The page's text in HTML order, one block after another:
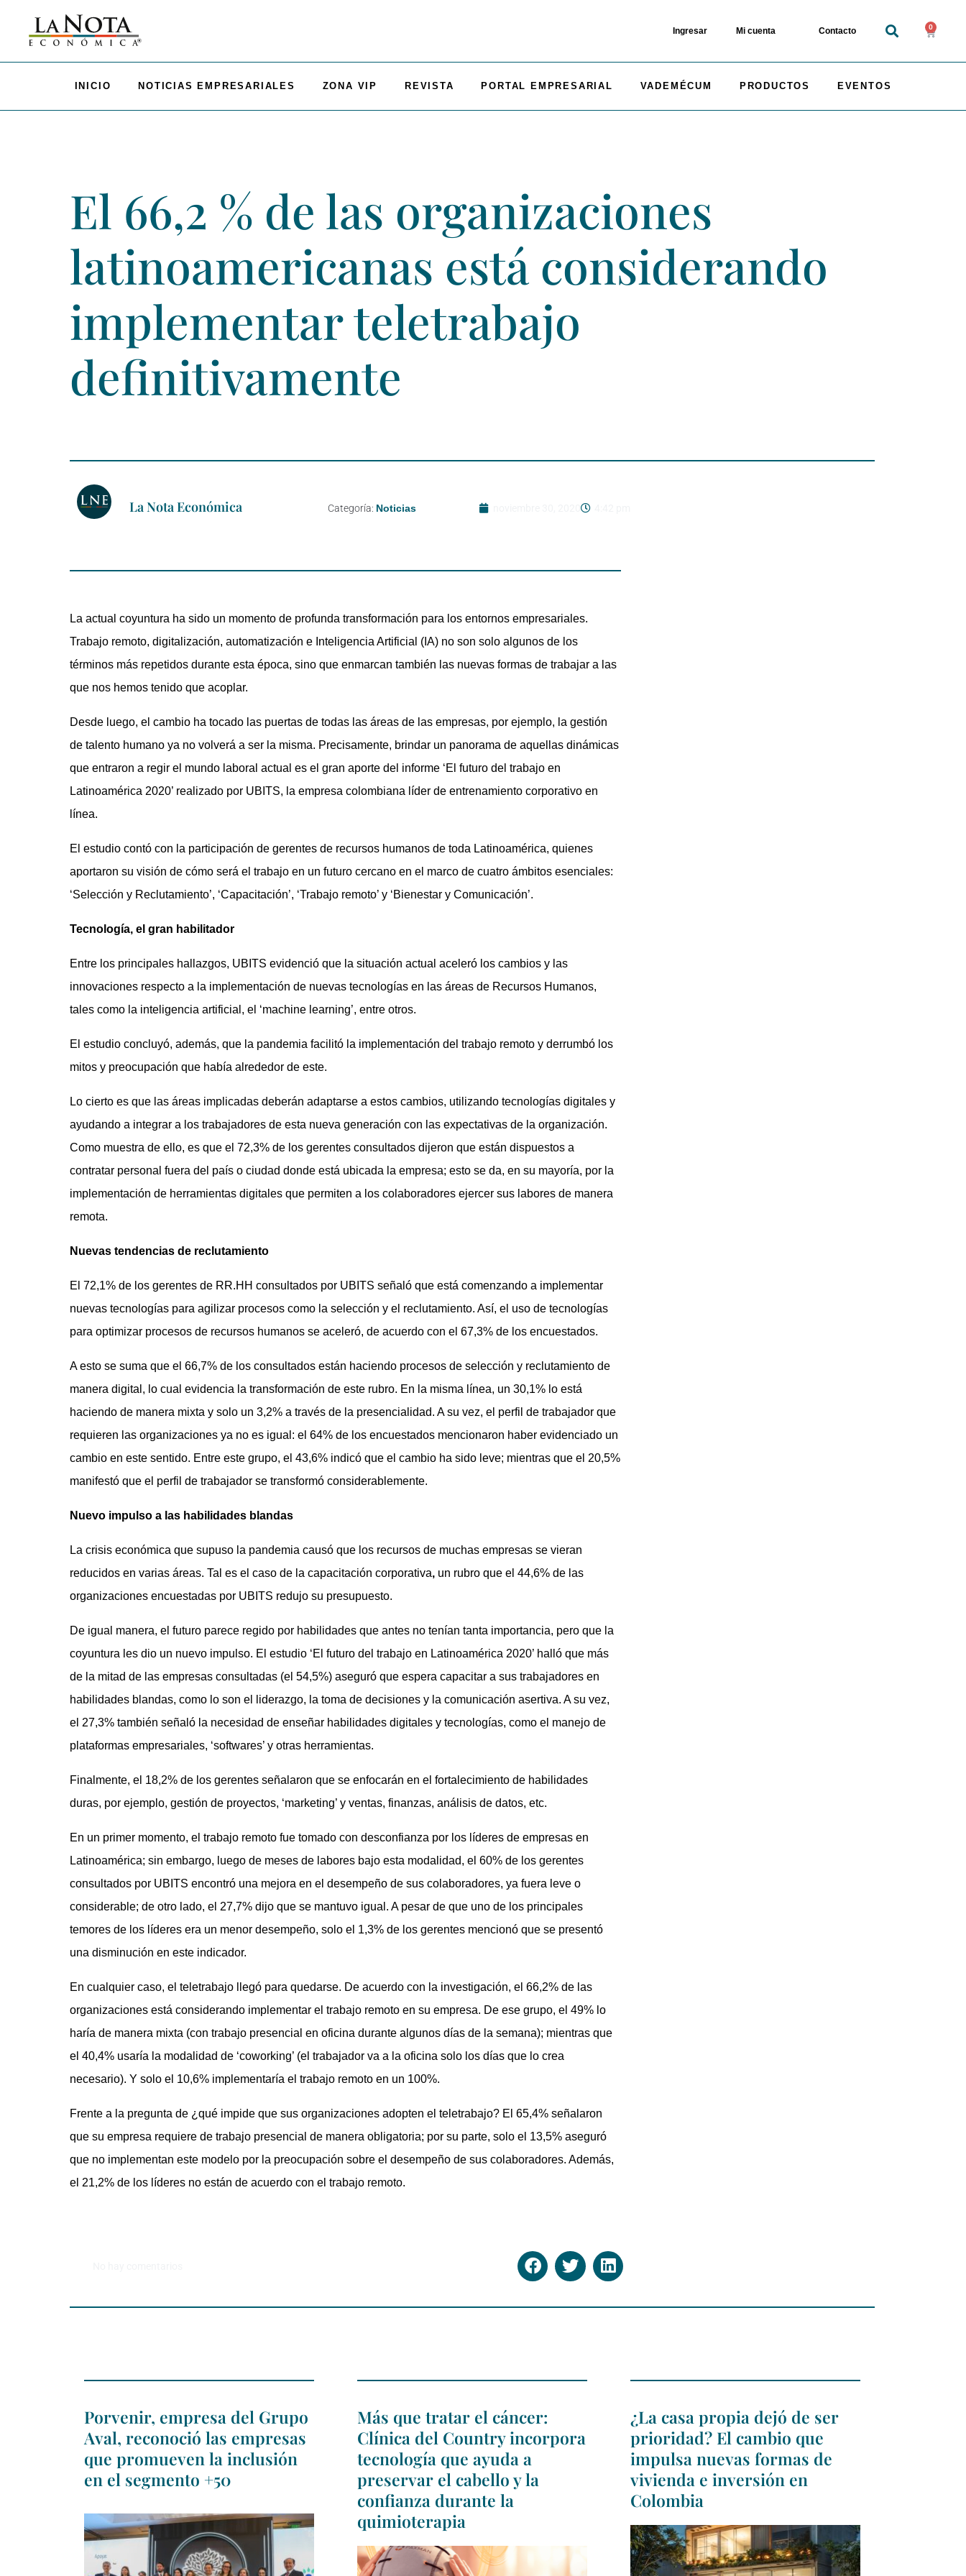
Ingresar Mi cuenta Contacto 0
INICIO NOTICIAS EMPRESARIALES ZONA VIP REVISTA PORTAL EMPRESARIAL VADEMÉCUM PRODUCTOS EVENTOS
El 66,2 % de las organizaciones
latinoamericanas está considerando
implementar teletrabajo
definitivamente
La Nota Económica Categoría: Noticias
La actual coyuntura ha sido un momento de profunda transformación para los entornos empresariales.
Trabajo remoto, digitalización, automatización e Inteligencia Artificial (IA) no son solo algunos de los
términos más repetidos durante esta época, sino que enmarcan también las nuevas formas de trabajar a las
que nos hemos tenido que acoplar.
Desde luego, el cambio ha tocado las puertas de todas las áreas de las empresas, por ejemplo, la gestión
de talento humano ya no volverá a ser la misma. Precisamente, brindar un panorama de aquellas dinámicas
que entraron a regir el mundo laboral actual es el gran aporte del informe ‘El futuro del trabajo en
Latinoamérica 2020’ realizado por UBITS, la empresa colombiana líder de entrenamiento corporativo en
línea.
El estudio contó con la participación de gerentes de recursos humanos de toda Latinoamérica, quienes
aportaron su visión de cómo será el trabajo en un futuro cercano en el marco de cuatro ámbitos esenciales:
‘Selección y Reclutamiento’, ‘Capacitación’, ‘Trabajo remoto’ y ‘Bienestar y Comunicación’.
Tecnología, el gran habilitador
Entre los principales hallazgos, UBITS evidenció que la situación actual aceleró los cambios y las
innovaciones respecto a la implementación de nuevas tecnologías en las áreas de Recursos Humanos,
tales como la inteligencia artificial, el ‘machine learning’, entre otros.
El estudio concluyó, además, que la pandemia facilitó la implementación del trabajo remoto y derrumbó los
mitos y preocupación que había alrededor de este.
Lo cierto es que las áreas implicadas deberán adaptarse a estos cambios, utilizando tecnologías digitales y
ayudando a integrar a los trabajadores de esta nueva generación con las expectativas de la organización.
Como muestra de ello, es que el 72,3% de los gerentes consultados dijeron que están dispuestos a
contratar personal fuera del país o ciudad donde está ubicada la empresa; esto se da, en su mayoría, por la
implementación de herramientas digitales que permiten a los colaboradores ejercer sus labores de manera
remota.
Nuevas tendencias de reclutamiento
El 72,1% de los gerentes de RR.HH consultados por UBITS señaló que está comenzando a implementar
nuevas tecnologías para agilizar procesos como la selección y el reclutamiento. Así, el uso de tecnologías
para optimizar procesos de recursos humanos se aceleró, de acuerdo con el 67,3% de los encuestados.
A esto se suma que el 66,7% de los consultados están haciendo procesos de selección y reclutamiento de
manera digital, lo cual evidencia la transformación de este rubro. En la misma línea, un 30,1% lo está
haciendo de manera mixta y solo un 3,2% a través de la presencialidad. A su vez, el perfil de trabajador que
requieren las organizaciones ya no es igual: el 64% de los encuestados mencionaron haber evidenciado un
cambio en este sentido. Entre este grupo, el 43,6% indicó que el cambio ha sido leve; mientras que el 20,5%
manifestó que el perfil de trabajador se transformó considerablemente.
Nuevo impulso a las habilidades blandas
La crisis económica que supuso la pandemia causó que los recursos de muchas empresas se vieran
reducidos en varias áreas. Tal es el caso de la capacitación corporativa, un rubro que el 44,6% de las
organizaciones encuestadas por UBITS redujo su presupuesto.
De igual manera, el futuro parece regido por habilidades que antes no tenían tanta importancia, pero que la
coyuntura les dio un nuevo impulso. El estudio ‘El futuro del trabajo en Latinoamérica 2020’ halló que más
de la mitad de las empresas consultadas (el 54,5%) aseguró que espera capacitar a sus trabajadores en
habilidades blandas, como lo son el liderazgo, la toma de decisiones y la comunicación asertiva. A su vez,
el 27,3% también señaló la necesidad de enseñar habilidades digitales y tecnologías, como el manejo de
plataformas empresariales, ‘softwares’ y otras herramientas.
Finalmente, el 18,2% de los gerentes señalaron que se enfocarán en el fortalecimiento de habilidades
duras, por ejemplo, gestión de proyectos, ‘marketing’ y ventas, finanzas, análisis de datos, etc.
En un primer momento, el trabajo remoto fue tomado con desconfianza por los líderes de empresas en
Latinoamérica; sin embargo, luego de meses de labores bajo esta modalidad, el 60% de los gerentes
consultados por UBITS encontró una mejora en el desempeño de sus colaboradores, ya fuera leve o
considerable; de otro lado, el 27,7% dijo que se mantuvo igual. A pesar de que uno de los principales
temores de los líderes era un menor desempeño, solo el 1,3% de los gerentes mencionó que se presentó
una disminución en este indicador.
En cualquier caso, el teletrabajo llegó para quedarse. De acuerdo con la investigación, el 66,2% de las
organizaciones está considerando implementar el trabajo remoto en su empresa. De ese grupo, el 49% lo
haría de manera mixta (con trabajo presencial en oficina durante algunos días de la semana); mientras que
el 40,4% usaría la modalidad de ‘coworking’ (el trabajador va a la oficina solo los días que lo crea
necesario). Y solo el 10,6% implementaría el trabajo remoto en un 100%.
Frente a la pregunta de ¿qué impide que sus organizaciones adopten el teletrabajo? El 65,4% señalaron
que su empresa requiere de trabajo presencial de manera obligatoria; por su parte, solo el 13,5% aseguró
que no implementan este modelo por la preocupación sobre el desempeño de sus colaboradores. Además,
el 21,2% de los líderes no están de acuerdo con el trabajo remoto.
Porvenir, empresa del Grupo
Aval, reconoció las empresas
que promueven la inclusión
en el segmento +50
Más que tratar el cáncer:
Clínica del Country incorpora
tecnología que ayuda a
preservar el cabello y la
confianza durante la
quimioterapia
¿La casa propia dejó de ser
prioridad? El cambio que
impulsa nuevas formas de
vivienda e inversión en
Colombia